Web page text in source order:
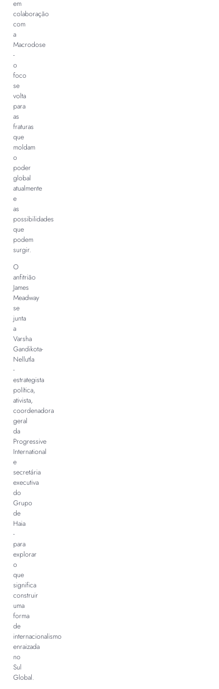
em
colaboração
com
a
Macrodose
-
o
foco
se
volta
para
as
fraturas
que
moldam
o
poder
global
atualmente
e
as
possibilidades
que
podem
surgir.
O
anfitrião
James
Meadway
se
junta
a
Varsha
Gandikota-
Nellutla
-
estrategista
política,
ativista,
coordenadora
geral
da
Progressive
International
e
secretária
executiva
do
Grupo
de
Haia
-
para
explorar
o
que
significa
construir
uma
forma
de
internacionalismo
enraizada
no
Sul
Global.